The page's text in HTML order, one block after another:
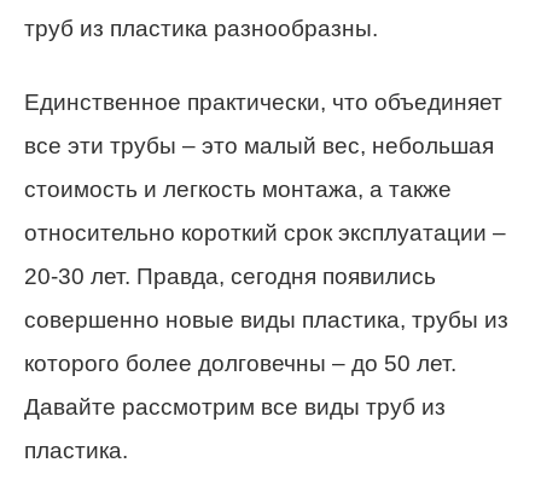
труб из пластика разнообразны.
Единственное практически, что объединяет
все эти трубы – это малый вес, небольшая
стоимость и легкость монтажа, а также
относительно короткий срок эксплуатации –
20-30 лет. Правда, сегодня появились
совершенно новые виды пластика, трубы из
которого более долговечны – до 50 лет.
Давайте рассмотрим все виды труб из
пластика.